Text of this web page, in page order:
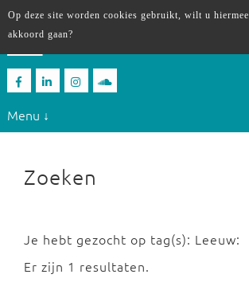
Menu ↓
Zoeken
Je hebt gezocht op tag(s): Leeuw:
Er zijn 1 resultaten.
Op deze site worden cookies gebruikt, wilt u hiermee
akkoord gaan?